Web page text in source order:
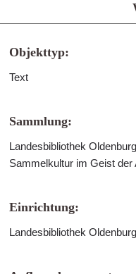
Objekttyp:
Text
Sammlung:
Landesbibliothek
Sammelkultur im Geist
Einrichtung:
Landesbibliothek